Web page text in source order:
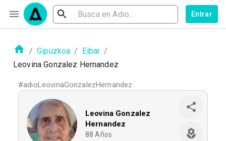
Entrar
/ Gipuzkoa / Eibar /
Leovina Gonzalez Hernandez
#adioLeovinaGonzalezHernandez
Leovina Gonzalez
Hernandez
88 Años